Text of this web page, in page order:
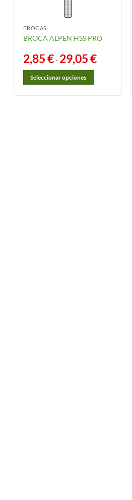
BROCAS
BROCA ALPEN HSS PRO
2,85€ - 29,05€Rango
de
29,05 €
Seleccionar opciones